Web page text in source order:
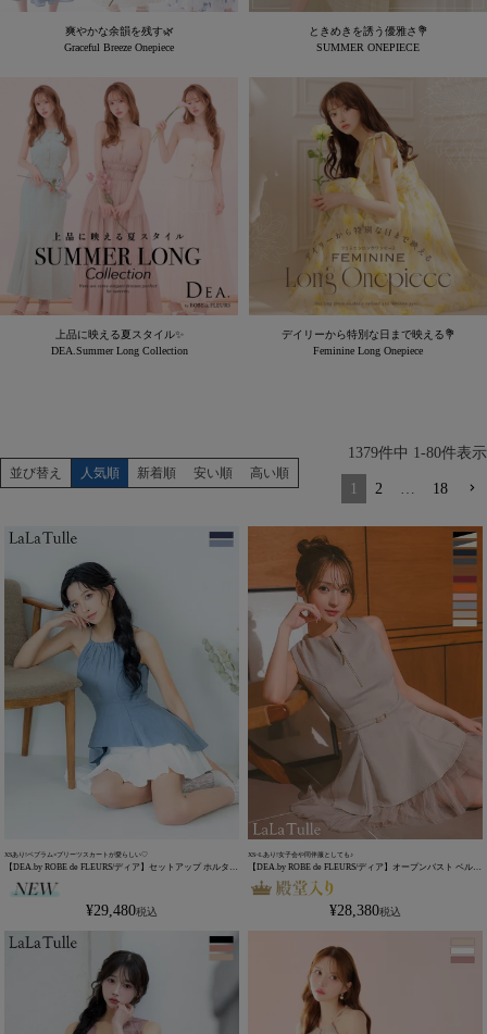
爽やかな余韻を残す🌿
Graceful Breeze Onepiece
ときめきを誘う優雅さ💐
SUMMER ONEPIECE
上品に映える夏スタイル✨
DEA.Summer Long Collection
デイリーから特別な日まで映える💐
Feminine Long Onepiece
並び替え 人気順 新着順 安い順 高い順
1379件中 1 -80件表示
1 2 18
XSあり!ペプラム×プリーツスカートが愛らしい♡
【DEA.by ROBE de FLEURS/ディア】セットアップ ホルター
フレアミニドレス (DE4670)
¥29,480税込
XS~Lあり!女子会や同伴服としても♪
【DEA.by ROBE de FLEURS/ディア】オープンバスト ベルト
デザイン ジップデザイン ノースリーブ チュール エレガント
フレアミニドレス (DE3444)
¥28,380税込